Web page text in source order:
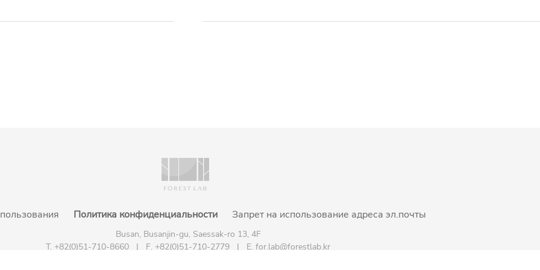
Политика конфиденциальности Запрет на использование адреса эл.почты
Busan, Busanjin-gu, Saessak-ro 13, 4F
T. +82(0)51-710-8660 | F. +82(0)51-710-2779 | E. for.lab@forestlab.kr